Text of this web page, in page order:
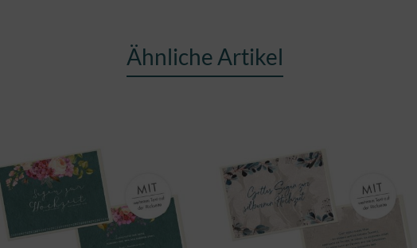
Ähnliche Artikel